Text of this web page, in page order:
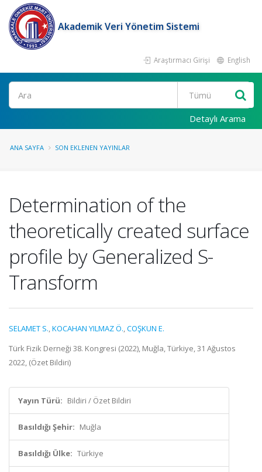
Akademik Veri Yönetim Sistemi
Araştırmacı Girişi English
Ara
Detaylı Arama
ANA SAYFA SON EKLENEN YAYINLAR
Determination of the
theoretically created surface
profile by Generalized S-
Transform
SELAMET S.,KOCAHAN YILMAZ Ö.,COŞKUN E.
Türk Fizik Derneği 38. Kongresi (2022), Muğla, Türkiye, 31 Ağustos
2022, (Özet Bildiri)
Yayın Türü: Bildiri / Özet Bildiri
Basıldığı Şehir: Muğla
Basıldığı Ülke: Türkiye